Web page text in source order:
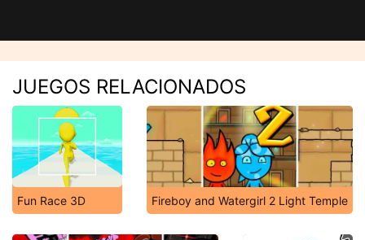
JUEGOS RELACIONADOS
Fun Race 3D Fireboy and Watergirl 2 Light Temple